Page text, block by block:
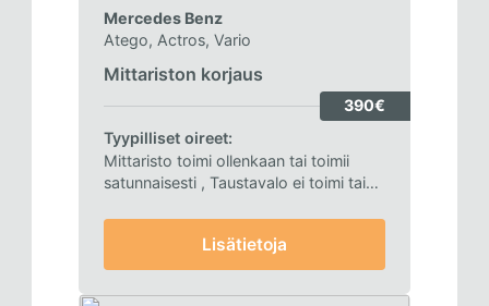
Mercedes Benz
Atego, Actros, Vario
Mittariston korjaus
390€
Tyypilliset oireet:
Mittaristo toimi ollenkaan tai toimii
satunnaisesti , Taustavalo ei toimi tai
Lisätietoja